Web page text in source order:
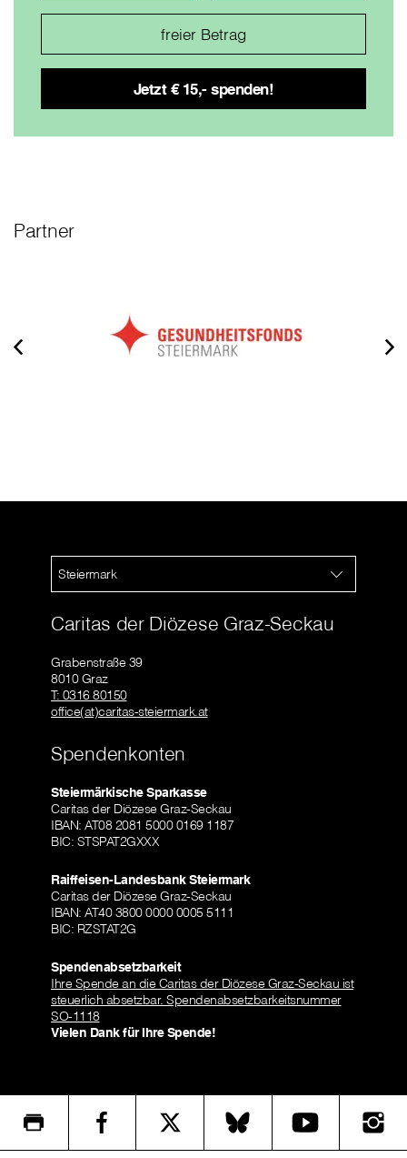
Partner
Steiermark
Caritas der Diözese Graz-Seckau
Grabenstraße 39
8010 Graz
T: 0316 80150
office(at)caritas-steiermark.at
Spendenkonten
Steiermärkische Sparkasse
Caritas der Diözese Graz-Seckau
IBAN: AT08 2081 5000 0169 1187
BIC: STSPAT2GXXX
Raiffeisen-Landesbank Steiermark
Caritas der Diözese Graz-Seckau
IBAN: AT40 3800 0000 0005 5111
BIC: RZSTAT2G
Spendenabsetzbarkeit
Ihre Spende an die Caritas der Diözese Graz-Seckau ist
steuerlich absetzbar. Spendenabsetzbarkeitsnummer
SO-1118
Vielen Dank für Ihre Spende!